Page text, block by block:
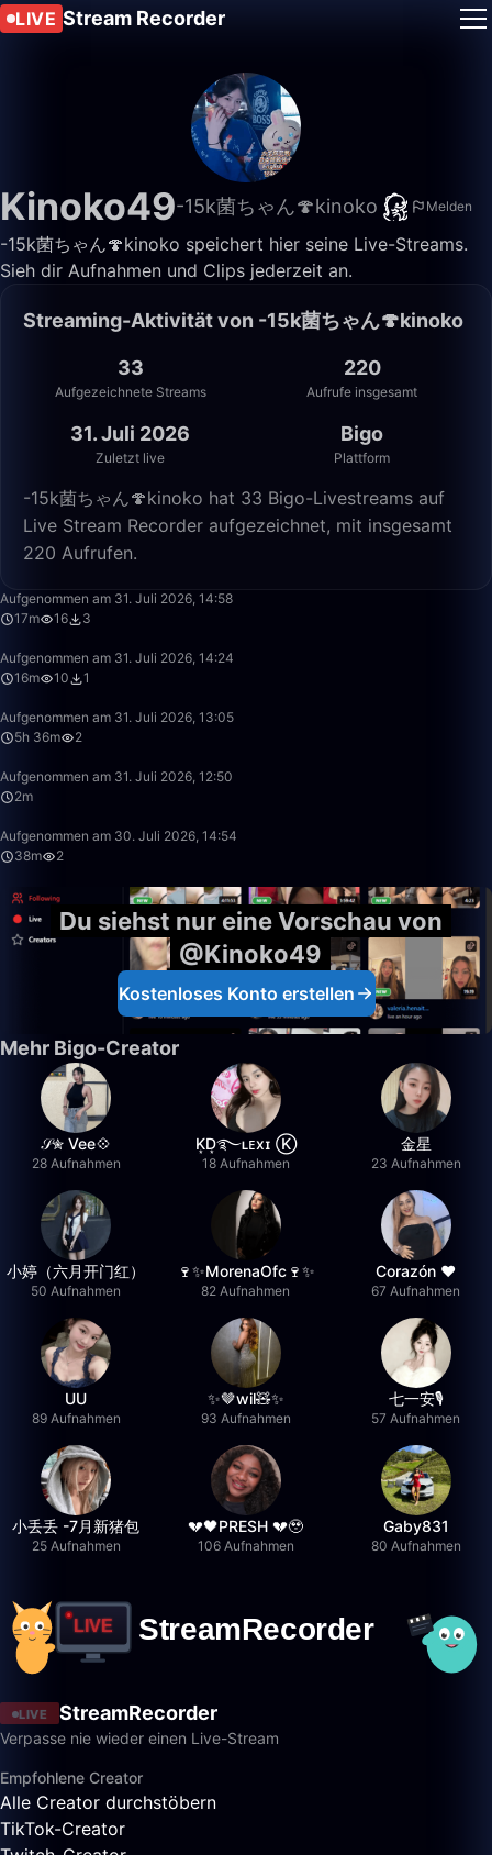
LIVE Stream Recorder
Kinoko49-15k菌ちゃん🍄kinoko Melden
-15k菌ちゃん🍄kinoko speichert hier seine Live-Streams.
Sieh dir Aufnahmen und Clips jederzeit an.
Streaming-Aktivität von -15k菌ちゃん🍄kinoko
33
Aufgezeichnete Streams
220
Aufrufe insgesamt
31. Juli 2026
Zuletzt live
Bigo
Plattform
-15k菌ちゃん🍄kinoko hat 33 Bigo-Livestreams auf
Live Stream Recorder aufgezeichnet, mit insgesamt
220 Aufrufen.
Aufgenommen am 31. Juli 2026, 14:58
17m
16 3
Aufgenommen am 31. Juli 2026, 14:24
16m
10 1
Aufgenommen am 31. Juli 2026, 13:05
5h 36m
2
Aufgenommen am 31. Juli 2026, 12:50
2m
Aufgenommen am 30. Juli 2026, 14:54
38m
2
Du siehst nur eine Vorschau von
@Kinoko49
Kostenloses Konto erstellen
Mehr Bigo-Creator
𝒮✮ Vee💠
28 Aufnahmen
K͙D͙࿐ʟᴇxɪ Ⓚ
18 Aufnahmen
金星
23 Aufnahmen
小婷（六月开门红）
50 Aufnahmen
🍷✨MorenaOfc🍷✨
82 Aufnahmen
Corazón ♥
67 Aufnahmen
UU
89 Aufnahmen
✨🤎wil🧸✨
93 Aufnahmen
七一安🎙️
57 Aufnahmen
小丢丢 -7月新猪包
25 Aufnahmen
💔🖤PRESH 💔🥹
106 Aufnahmen
Gaby831
80 Aufnahmen
LIVE StreamRecorder
Verpasse nie wieder einen Live-Stream
Empfohlene Creator
Alle Creator durchstöbern
TikTok-Creator